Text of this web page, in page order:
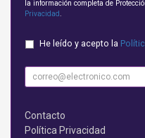
la información completa de
Privacidad
He leído y acepto la
Contacto
Política Privacidad